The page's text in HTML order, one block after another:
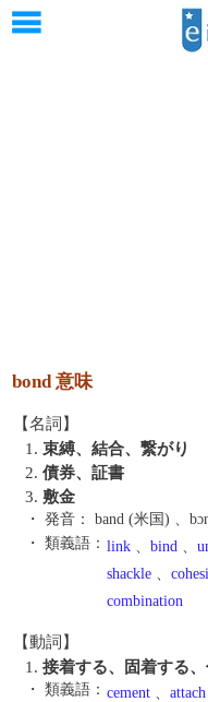
bond 意味
【名詞】
1. 束縛、結合、繋がり
2. 債券、証書
3. 敷金
・ 発音：
band (米国) 、
・ 類義語： link 、 bind 、
shackle 、
combination
【動詞】
1. 接着する、固着する
・ 類義語： cement 、 attach